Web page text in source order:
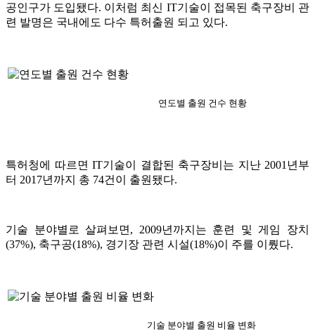
공인구가 도입됐다. 이처럼 최신 IT기술이 접목된 축구장비 관
련 발명은 국내에도 다수 특허출원 되고 있다.
연도별 출원 건수 현황
특허청에 따르면 IT기술이 결합된 축구장비는 지난 2001년부
터 2017년까지 총 74건이 출원됐다.
기술 분야별로 살펴보면, 2009년까지는 훈련 및 게임 장치
(37%), 축구공(18%), 경기장 관련 시설(18%)이 주를 이뤘다.
기술 분야별 출원 비율 변화